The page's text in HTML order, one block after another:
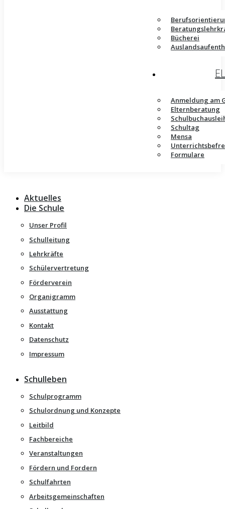
Bücherei
Anmeldung am
Elternberatung
Schultag
Mensa
Formulare
Aktuelles
Die Schule
Unser Profil
Schulleitung
Lehrkräfte
Schülervertretung
Förderverein
Organigramm
Ausstattung
Kontakt
Datenschutz
Impressum
Schulleben
Schulprogramm
Schulordnung und Konzepte
Leitbild
Fachbereiche
Veranstaltungen
Fördern und Fordern
Schulfahrten
Arbeitsgemeinschaften